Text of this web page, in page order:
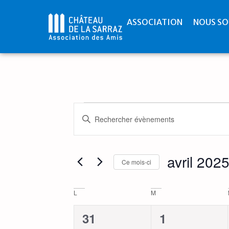
ASSOCIATION NOUS
Recherche
et
navigation
de
vues
Évènements
Saisir
mot-
Rechercher
mot-
Ce mois-ci avril 2025
Calendrier
de
L M
0
31
0
1